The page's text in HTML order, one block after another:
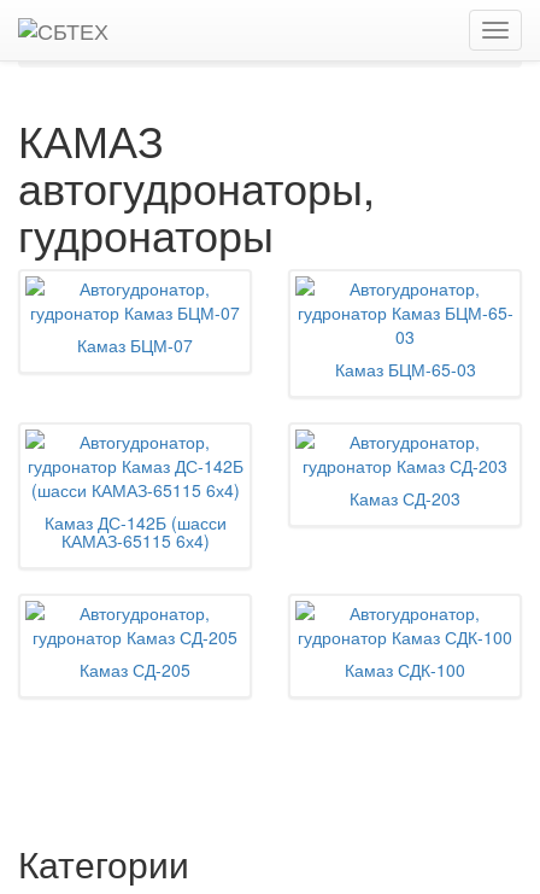
Главная
КАМАЗ
КАМАЗ
автогудронаторы,
гудронаторы
Камаз БЦМ-07
Камаз БЦМ-65-03
Камаз ДС-142Б (шасси
КАМАЗ-65115 6х4)
Камаз СД-203
Камаз СД-205 Камаз СДК-100
Категории